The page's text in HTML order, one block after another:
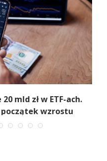
mld zł w ETF-ach.
wzrostu